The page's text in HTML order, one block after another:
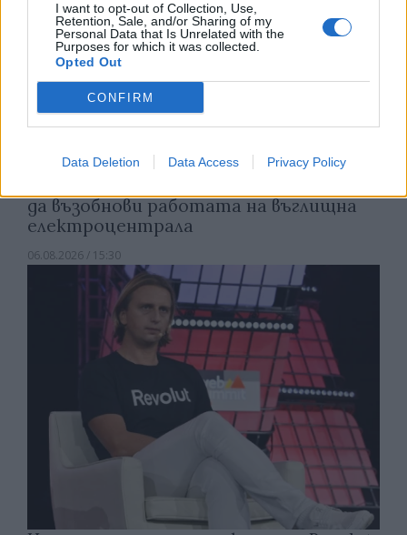
I want to opt-out of Collection, Use,
Retention, Sale, and/or Sharing of my
Personal Data that Is Unrelated with the
Purposes for which it was collected.
Opted Out
CONFIRM
Data Deletion Data Access Privacy Policy
да възобнови работата на въглищна
електроцентрала
06.08.2026 / 15:30